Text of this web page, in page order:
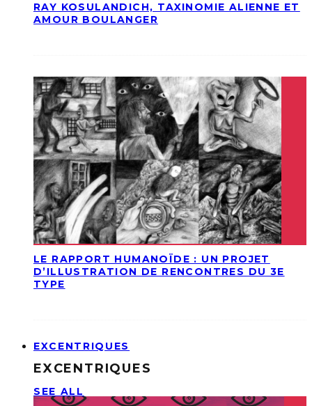
RAY KOSULANDICH, TAXINOMIE ALIENNE ET
AMOUR BOULANGER
LE RAPPORT HUMANOÏDE : UN PROJET
D’ILLUSTRATION DE RENCONTRES DU 3E
TYPE
EXCENTRIQUES
EXCENTRIQUES
SEE ALL